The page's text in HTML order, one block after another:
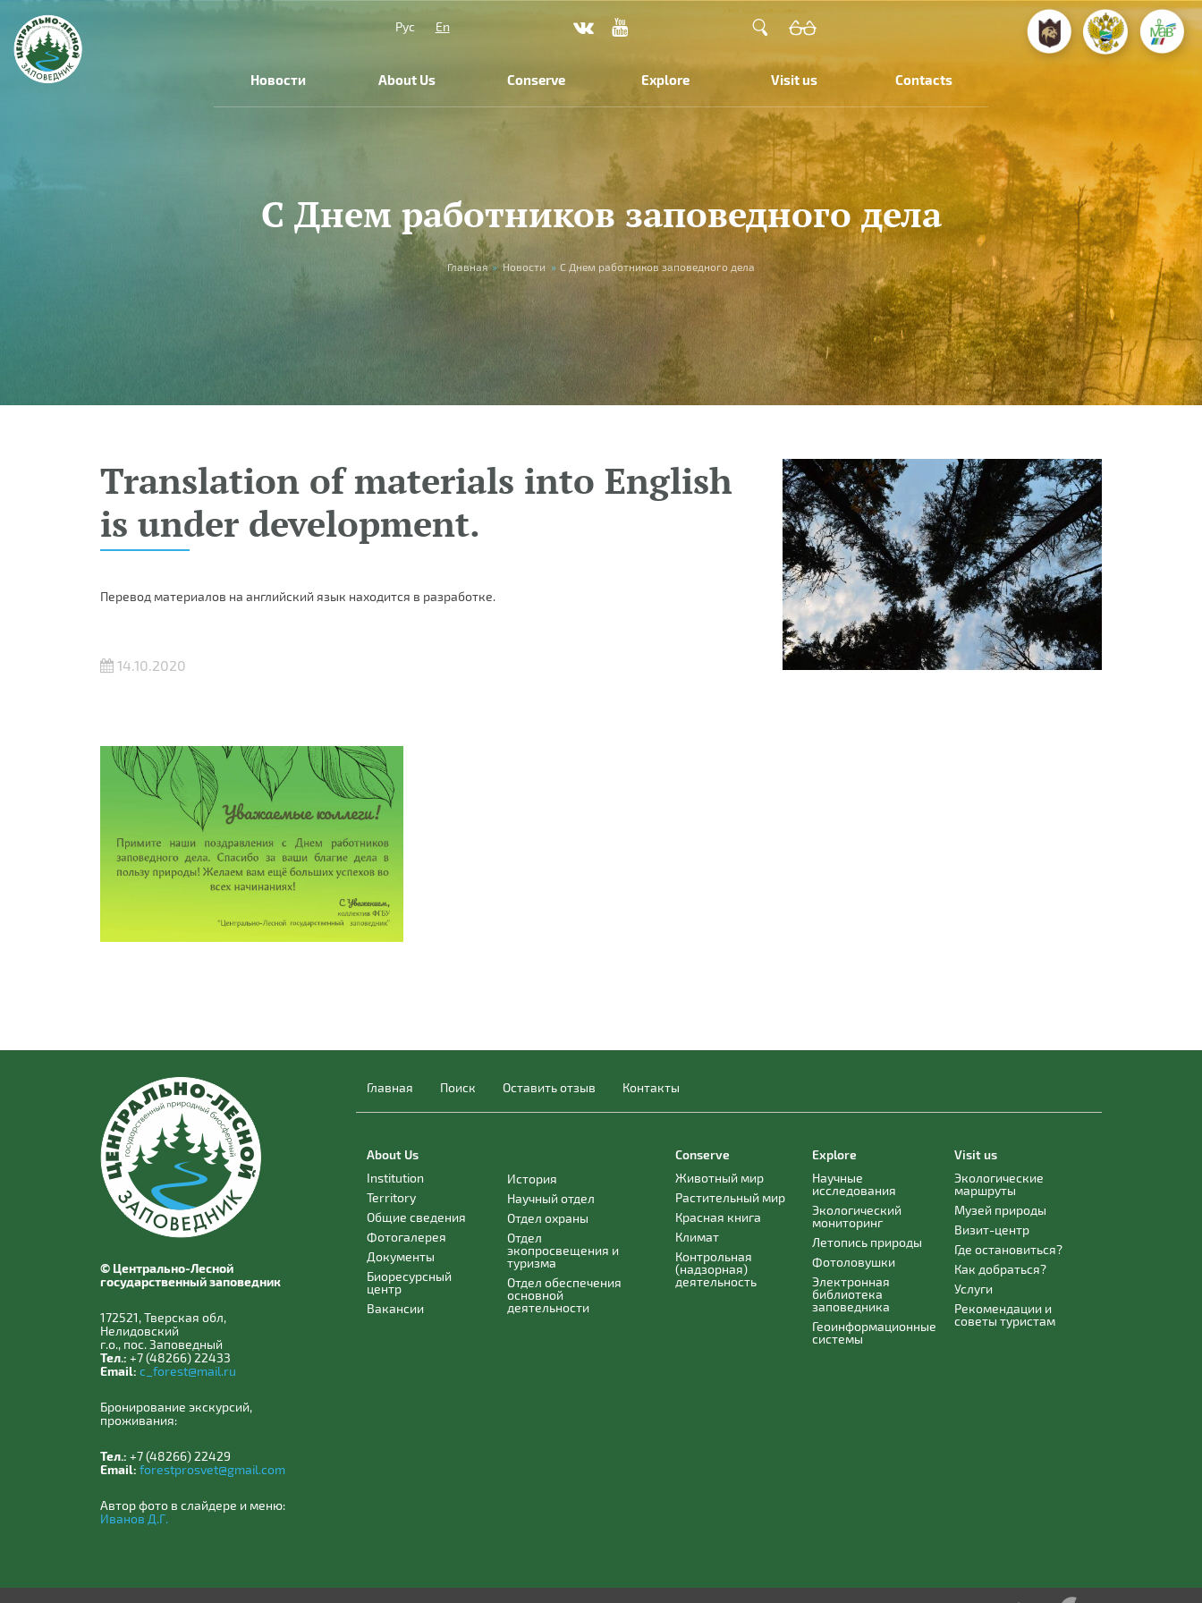
Рус
En
Новости About Us Conserve Explore Visit us Contacts
C Днем работников заповедного дела
Главная » Новости » C Днем работников заповедного дела
Translation of materials into English
is under development.
Перевод материалов на английский язык находится в разработке.
14.10.2020
© Центрально-Лесной
государственный заповедник
172521, Тверская обл,
Нелидовский
г.о., пос. Заповедный
Тел.: +7 (48266) 22433
Email: c_forest@mail.ru
Бронирование экскурсий,
проживания:
Тел.: +7 (48266) 22429
Email: forestprosvet@gmail.com
Автор фото в слайдере и меню:
Иванов Д.Г.
Главная Поиск Оставить отзыв Контакты
About Us
Institution
Territory
Общие сведения
Фотогалерея
Документы
Биоресурсный
центр
Вакансии
История
Научный отдел
Отдел охраны
Отдел
экопросвещения и
туризма
Отдел обеспечения
основной
деятельности
Conserve
Животный мир
Растительный мир
Красная книга
Климат
Контрольная
(надзорная)
деятельность
Explore
Научные
исследования
Экологический
мониторинг
Летопись природы
Фотоловушки
Электронная
библиотека
заповедника
Геоинформационные
системы
Visit us
Экологические
маршруты
Музей природы
Визит-центр
Где остановиться?
Как добраться?
Услуги
Рекомендации и
советы туристам